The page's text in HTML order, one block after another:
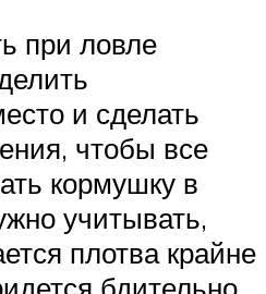
при ловле
и сделать
чтобы все
кормушку в
учитывать,
плотва крайне